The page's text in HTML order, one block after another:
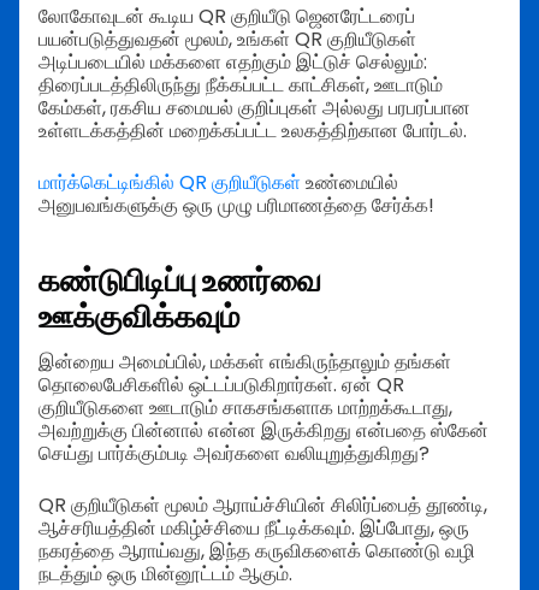
லோகோவுடன் கூடிய QR குறியீடு ஜெனரேட்டரைப்
பயன்படுத்துவதன் மூலம், உங்கள் QR குறியீடுகள்
அடிப்படையில் மக்களை எதற்கும் இட்டுச் செல்லும்:
திரைப்படத்திலிருந்து நீக்கப்பட்ட காட்சிகள், ஊடாடும்
கேம்கள், ரகசிய சமையல் குறிப்புகள் அல்லது பரபரப்பான
உள்ளடக்கத்தின் மறைக்கப்பட்ட உலகத்திற்கான போர்டல்.
மார்க்கெட்டிங்கில் QR குறியீடுகள் உண்மையில்
அனுபவங்களுக்கு ஒரு முழு பரிமாணத்தை சேர்க்க!
கண்டுபிடிப்பு உணர்வை
ஊக்குவிக்கவும்
இன்றைய அமைப்பில், மக்கள் எங்கிருந்தாலும் தங்கள்
தொலைபேசிகளில் ஒட்டப்படுகிறார்கள். ஏன் QR
குறியீடுகளை ஊடாடும் சாகசங்களாக மாற்றக்கூடாது,
அவற்றுக்கு பின்னால் என்ன இருக்கிறது என்பதை ஸ்கேன்
செய்து பார்க்கும்படி அவர்களை வலியுறுத்துகிறது?
QR குறியீடுகள் மூலம் ஆராய்ச்சியின் சிலிர்ப்பைத் தூண்டி,
ஆச்சரியத்தின் மகிழ்ச்சியை நீட்டிக்கவும். இப்போது, ஒரு
நகரத்தை ஆராய்வது, இந்த கருவிகளைக் கொண்டு வழி
நடத்தும் ஒரு மின்னூட்டம் ஆகும்.